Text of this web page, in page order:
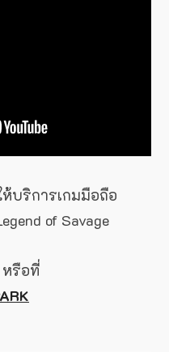
บริการเกมมือถือ
of Savage
หรือที่